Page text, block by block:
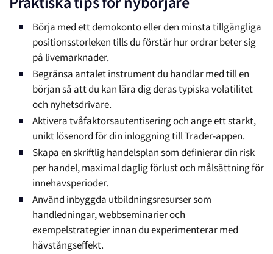
Börja med ett demokonto eller den minsta tillgängliga
positionsstorleken tills du förstår hur ordrar beter sig
på livemarknader.
Begränsa antalet instrument du handlar med till en
början så att du kan lära dig deras typiska volatilitet
och nyhetsdrivare.
Aktivera tvåfaktorsautentisering och ange ett starkt,
unikt lösenord för din inloggning till Trader-appen.
Skapa en skriftlig handelsplan som definierar din risk
per handel, maximal daglig förlust och målsättning för
innehavsperioder.
Använd inbyggda utbildningsresurser som
handledningar, webbseminarier och
exempelstrategier innan du experimenterar med
hävstångseffekt.